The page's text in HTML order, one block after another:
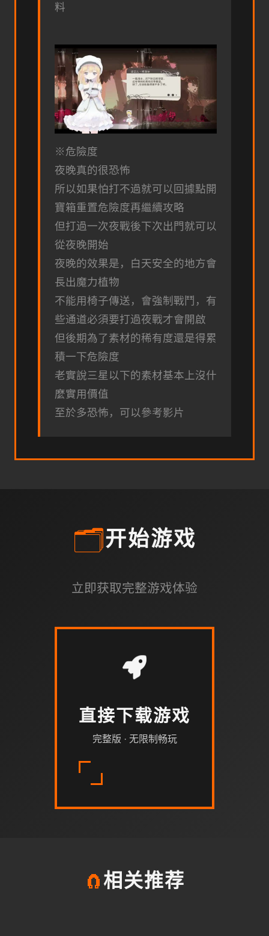
料
※危險度
夜晚真的很恐怖
所以如果怕打不過就可以回據點開
寶箱重置危險度再繼續攻略
但打過一次夜戰後下次出門就可以
從夜晚開始
夜晚的效果是，白天安全的地方會
長出魔力植物
不能用椅子傳送，會強制戰鬥，有
些通道必須要打過夜戰才會開啟
但後期為了素材的稀有度還是得累
積一下危險度
老實說三星以下的素材基本上沒什
麼實用價值
至於多恐怖，可以參考影片
🗂️开始游戏
立即获取完整游戏体验
直接下载游戏
完整版 · 无限制畅玩
🧲相关推荐